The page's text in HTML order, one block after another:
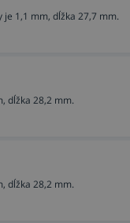
je 1,1 mm, dĺžka 27,7 mm.
dĺžka 28,2 mm.
dĺžka 28,2 mm.